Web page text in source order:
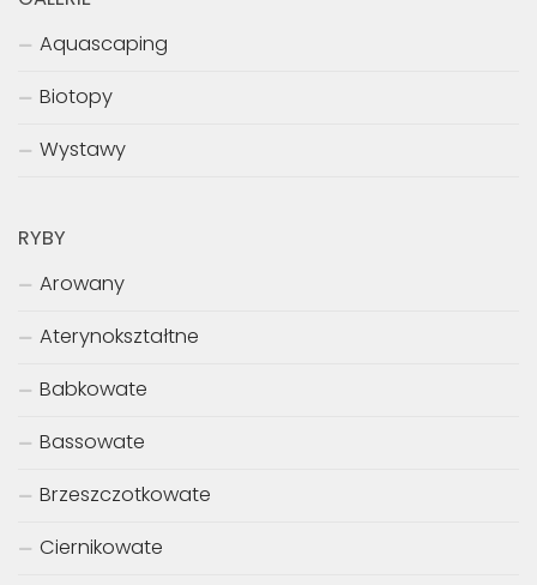
Aquascaping
Biotopy
Wystawy
RYBY
Arowany
Aterynokształtne
Babkowate
Bassowate
Brzeszczotkowate
Ciernikowate